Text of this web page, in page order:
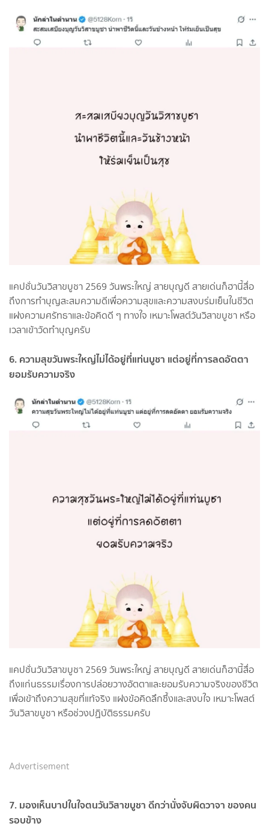
แคปชั่นวันวิสาขบูชา 2569 วันพระใหญ่ สายบุญดี สายเด่นก็ฮานี้สื่อ
ถึงการทำบุญสะสมความดีเพื่อความสุขและความสงบร่มเย็นในชีวิต
แฝงความศรัทธาและข้อคิดดี ๆ ทางใจ เหมาะโพสต์วันวิสาขบูชา หรือ
เวลาเข้าวัดทำบุญครับ
6. ความสุขวันพระใหญ่ไม่ได้อยู่ที่แท่นบูชา แต่อยู่ที่การลดอัตตา
ยอมรับความจริง
แคปชั่นวันวิสาขบูชา 2569 วันพระใหญ่ สายบุญดี สายเด่นก็ฮานี้สื่อ
ถึงแก่นธรรมเรื่องการปล่อยวางอัตตาและยอมรับความจริงของชีวิต
เพื่อเข้าถึงความสุขที่แท้จริง แฝงข้อคิดลึกซึ้งและสงบใจ เหมาะโพสต์
วันวิสาขบูชา หรือช่วงปฏิบัติธรรมครับ
Advertisement
7. มองเห็นบาปในใจตนวันวิสาขบูชา ดีกว่านั่งจับผิดวาจา ของคน
รอบข้าง